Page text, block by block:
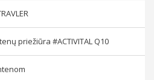
priežiūra #ACTIVITAL Q10